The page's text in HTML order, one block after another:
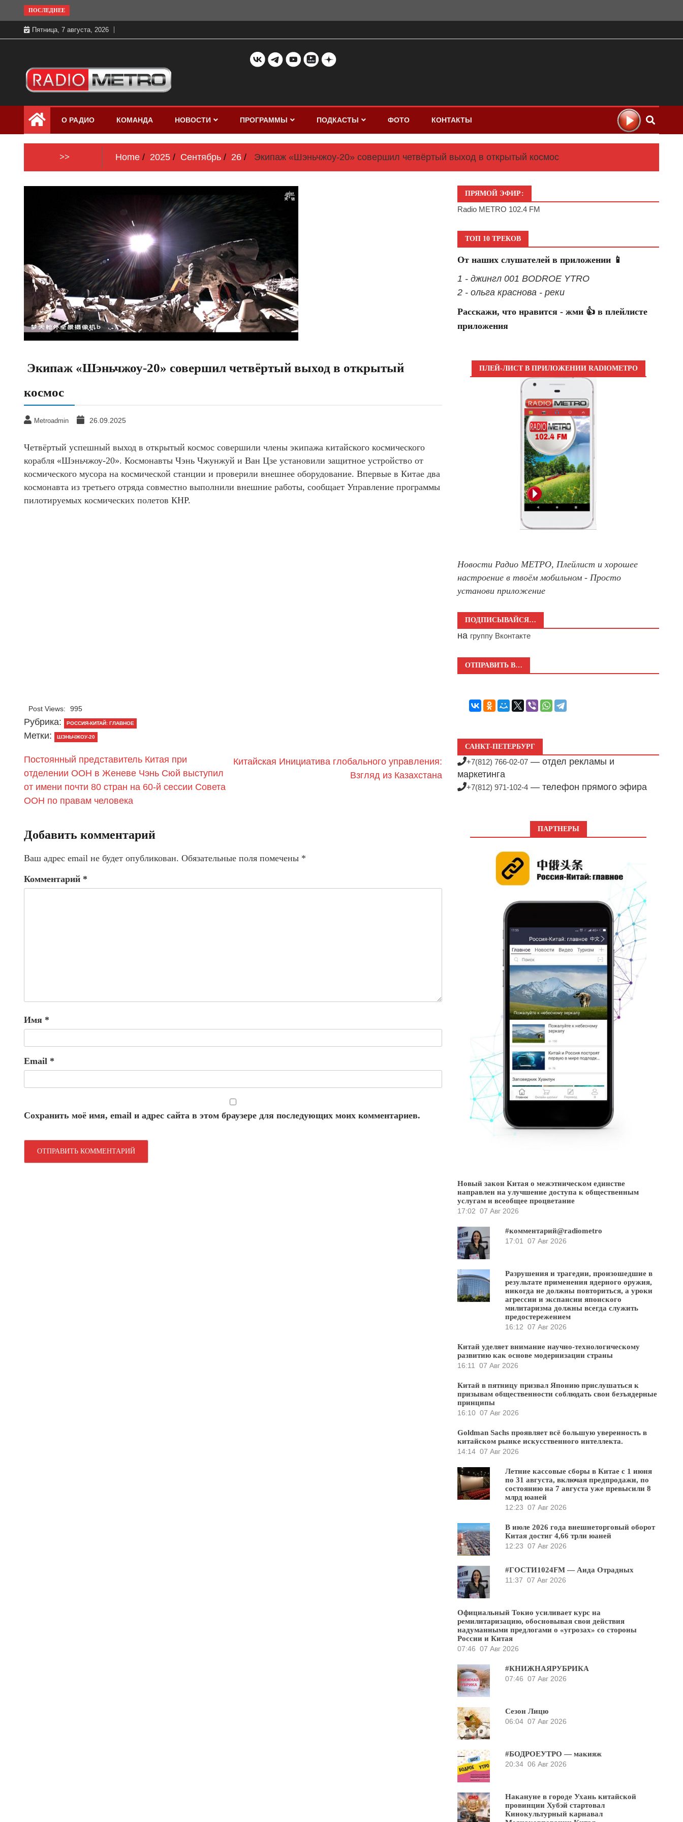
to
content
ПОСЛЕДНЕЕ
Пятница, 7 августа, 2026
Радио МЕТРО
бесплатно в хорошем качестве Санкт-
Петербург и Россия
О РАДИО КОМАНДА НОВОСТИ ПРОГРАММЫ ПОДКАСТЫ ФОТО КОНТАКТЫ
>> Home 2025 Сентябрь 26 Экипаж «Шэньчжоу-20» совершил четвёртый выход в открытый космос
Экипаж «Шэньчжоу-20» совершил четвёртый выход в открытый
космос
Metroadmin 26.09.2025
Четвёртый успешный выход в открытый космос совершили члены экипажа китайского космического
корабля «Шэньчжоу-20». Космонавты Чэнь Чжунжуй и Ван Цзе установили защитное устройство от
космического мусора на космической станции и проверили внешнее оборудование. Впервые в Китае два
космонавта из третьего отряда совместно выполнили внешние работы, сообщает Управление программы
пилотируемых космических полетов КНР.
Post Views: 995
Рубрика: РОССИЯ-КИТАЙ: ГЛАВНОЕ
Метки: ШЭНЬЧЖОУ-20
Постоянный представитель Китая при
отделении ООН в Женеве Чэнь Сюй выступил
от имени почти 80 стран на 60-й сессии Совета
ООН по правам человека
Китайская Инициатива глобального управления:
Взгляд из Казахстана
Добавить комментарий
Ваш адрес email не будет опубликован. Обязательные поля помечены *
Комментарий *
Имя *
Email *
Сохранить моё имя, email и адрес сайта в этом браузере для последующих моих комментариев.
ПРЯМОЙ ЭФИР:
Radio METRO 102.4 FM
ТОП 10 ТРЕКОВ
От наших слушателей в приложении 📱
1 - джингл 001 BODROE YTRO
2 - ольга краснова - реки
Расскажи, что нравится - жми 👍 в плейлисте
приложения
ПЛЕЙ-ЛИСТ В ПРИЛОЖЕНИИ RADIOМЕТРО
Новости Радио МЕТРО, Плейлист и хорошее
настроение в твоём мобильном - Просто
установи приложение
ПОДПИСЫВАЙСЯ…
на группу Вконтакте
ОТПРАВИТЬ В…
САНКТ-ПЕТЕРБУРГ
+7(812) 766-02-07 — отдел рекламы и
маркетинга
+7(812) 971-102-4 — телефон прямого эфира
ПАРТНЕРЫ
Новый закон Китая о межэтническом единстве
направлен на улучшение доступа к общественным
услугам и всеобщее процветание
17:02 07 Авг 2026
#комментарий@radiometro
17:01
07 Авг 2026
Разрушения и трагедии, произошедшие в
результате применения ядерного оружия,
никогда не должны повториться, а уроки
агрессии и экспансии японского
милитаризма должны всегда служить
предостережением
16:12 07 Авг 2026
Китай уделяет внимание научно-технологическому
развитию как основе модернизации страны
16:11
07 Авг 2026
Китай в пятницу призвал Японию прислушаться к
призывам общественности соблюдать свои безъядерные
принципы
16:10 07 Авг 2026
Goldman Sachs проявляет всё большую уверенность в
китайском рынке искусственного интеллекта.
14:14 07 Авг 2026
Летние кассовые сборы в Китае с 1 июня
по 31 августа, включая предпродажи, по
состоянию на 7 августа уже превысили 8
млрд юаней
12:23 07 Авг 2026
В июле 2026 года внешнеторговый оборот
Китая достиг 4,66 трлн юаней
12:23 07 Авг 2026
#ГОСТИ1024FM — Аида Отрадных
11:37 07 Авг 2026
Официальный Токио усиливает курс на
ремилитаризацию, обосновывая свои действия
надуманными предлогами о «угрозах» со стороны
России и Китая
07:46 07 Авг 2026
#КНИЖНАЯРУБРИКА
07:46 07 Авг 2026
Сезон Лицю
06:04 07 Авг 2026
#БОДРОЕУТРО — макияж
20:34 06 Авг 2026
Накануне в городе Ухань китайской
провинции Хубэй стартовал
Кинокультурный карнавал